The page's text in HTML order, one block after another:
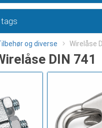
og diverse Wirelåse
DIN 741